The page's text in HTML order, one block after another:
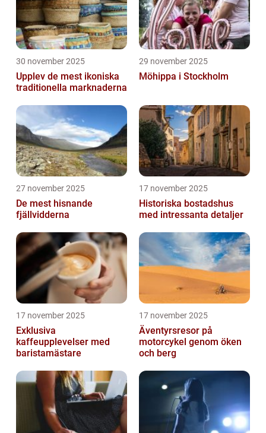
30 november 2025
Upplev de mest ikoniska
traditionella marknaderna
29 november 2025
Möhippa i Stockholm
27 november 2025
De mest hisnande
fjällvidderna
17 november 2025
Historiska bostadshus
med intressanta detaljer
17 november 2025
Exklusiva
kaffeupplevelser med
baristamästare
17 november 2025
Äventyrsresor på
motorcykel genom öken
och berg